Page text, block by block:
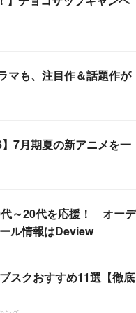
マも、注目作＆話題作が
】7月期夏の新アニメを一
～20代を応援！ オーデ
ル情報はDeview
スクおすすめ11選【徹底